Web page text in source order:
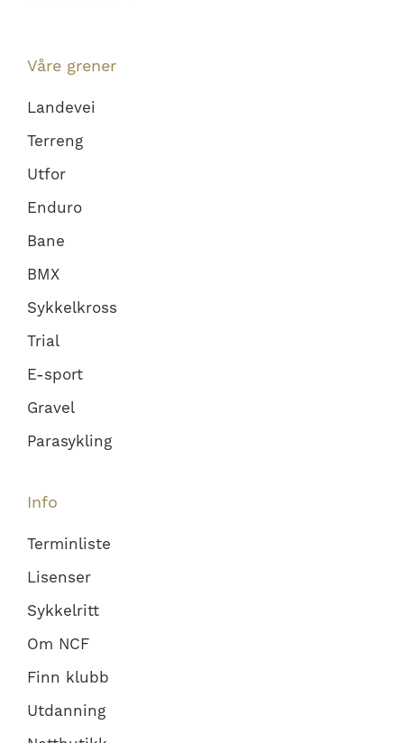
Våre grener
Landevei
Terreng
Utfor
Enduro
Bane
BMX
Sykkelkross
Trial
E-sport
Gravel
Parasykling
Info
Terminliste
Lisenser
Sykkelritt
Om NCF
Finn klubb
Utdanning